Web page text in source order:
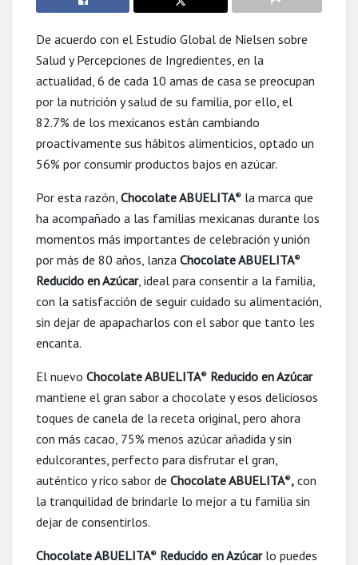
De acuerdo con el Estudio Global de Nielsen sobre
Salud y Percepciones de Ingredientes, en la
actualidad, 6 de cada 10 amas de casa se preocupan
por la nutrición y salud de su familia, por ello, el
82.7% de los mexicanos están cambiando
proactivamente sus hábitos alimenticios, optado un
56% por consumir productos bajos en azúcar.
Por esta razón, Chocolate ABUELITA® la marca que
ha acompañado a las familias mexicanas durante los
momentos más importantes de celebración y unión
por más de 80 años, lanza Chocolate ABUELITA®
Reducido en Azúcar, ideal para consentir a la familia,
con la satisfacción de seguir cuidado su alimentación,
sin dejar de apapacharlos con el sabor que tanto les
encanta.
El nuevo Chocolate ABUELITA® Reducido en Azúcar
mantiene el gran sabor a chocolate y esos deliciosos
toques de canela de la receta original, pero ahora
con más cacao, 75% menos azúcar añadida y sin
edulcorantes, perfecto para disfrutar el gran,
auténtico y rico sabor de Chocolate ABUELITA®, con
la tranquilidad de brindarle lo mejor a tu familia sin
dejar de consentirlos.
Chocolate ABUELITA® Reducido en Azúcarlo puedes